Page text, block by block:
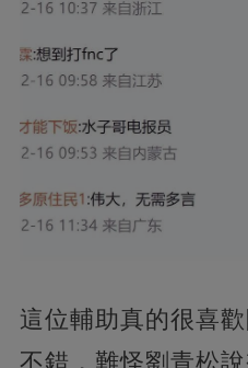
這位輔助真的很喜
不錯，難怪劉青松